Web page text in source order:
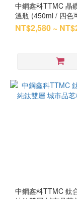
中鋼鑫科TTMC 晶
溫瓶 (450ml / 四色
NT$2,580 ~
中鋼鑫科TTMC 鈦